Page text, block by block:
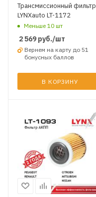
Трансмиссионный фильтр
LYNXauto LT-1172
Меньше 10 шт
2 569 руб./шт
Вернем на карту до 51
бонусных баллов
В КОРЗИНУ